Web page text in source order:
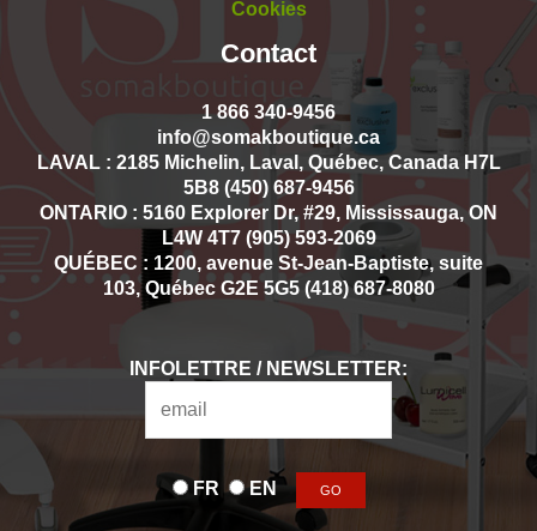
Cookies
Contact
1 866 340-9456
info@somakboutique.ca
LAVAL : 2185 Michelin, Laval, Québec, Canada H7L
5B8 (450) 687-9456
ONTARIO : 5160 Explorer Dr, #29, Mississauga, ON
L4W 4T7 (905) 593-2069
QUÉBEC : 1200, avenue St-Jean-Baptiste, suite
103, Québec G2E 5G5 (418) 687-8080
INFOLETTRE / NEWSLETTER:
FR EN